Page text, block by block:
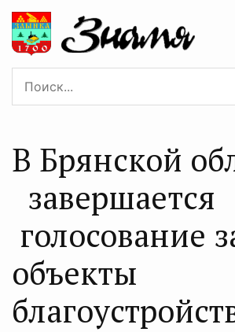
В Брянской
завершается
голосование
объекты